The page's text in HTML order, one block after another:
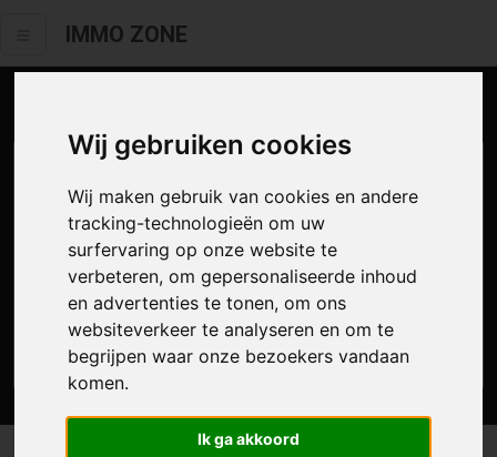
Wij gebruiken cookies
Wij maken gebruik van cookies en andere
tracking-technologieën om uw
surfervaring op onze website te
verbeteren, om gepersonaliseerde inhoud
en advertenties te tonen, om ons
websiteverkeer te analyseren en om te
begrijpen waar onze bezoekers vandaan
komen.
Ik ga akkoord
IMMO ZONE
Zoek